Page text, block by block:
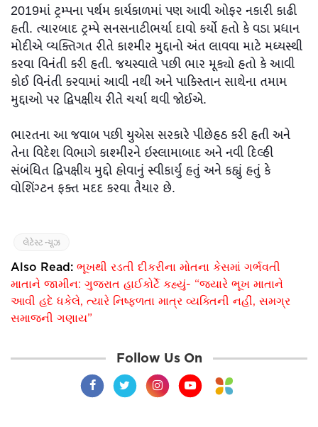
2019માં ટ્રમ્પના પર્થમ કાર્યકાળમાં પણ આવી ઓફર નકારી કાઢી
હતી. ત્યારબાદ ટ્રમ્પે સનસનાટીભર્યા દાવો કર્યો હતો કે વડા પ્રધાન
મોદીએ વ્યક્તિગત રીતે કાશ્મીર મુદ્દાનો અંત લાવવા માટે મધ્યસ્થી
કરવા વિનંતી કરી હતી. જયસ્વાલે પછી ભાર મૂક્યો હતો કે આવી
કોઈ વિનંતી કરવામાં આવી નથી અને પાકિસ્તાન સાથેના તમામ
મુદ્દાઓ પર દ્વિપક્ષીય રીતે ચર્ચા થવી જોઈએ.
ભારતના આ જવાબ પછી યુએસ સરકારે પીછેહઠ કરી હતી અને
તેના વિદેશ વિભાગે કાશ્મીરને ઇસ્લામાબાદ અને નવી દિલ્હી
સંબંધિત દ્વિપક્ષીય મુદ્દો હોવાનું સ્વીકાર્યું હતું અને કહ્યું હતું કે
વોશિંગ્ટન ફક્ત મદદ કરવા તૈયાર છે.
લેટેસ્ટ ન્યૂઝ
Also Read: ભૂખથી રડતી દીકરીના મોતના કેસમાં ગર્ભવતી
માતાને જામીન: ગુજરાત હાઈકોર્ટે કહ્યું- “જ્યારે ભૂખ માતાને
આવી હદે ધકેલે, ત્યારે નિષ્ફળતા માત્ર વ્યક્તિની નહીં, સમગ્ર
સમાજની ગણાય”
Follow Us On